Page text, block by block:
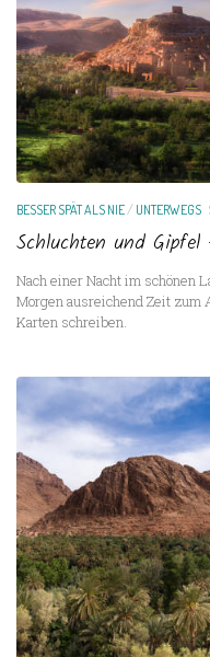
BESSER SPÄT ALS NIE/UNTERWEGS
Schluchten und
Nach einer Nacht im schönen
Morgen ausreichend Zeit zum
Karten schreiben.